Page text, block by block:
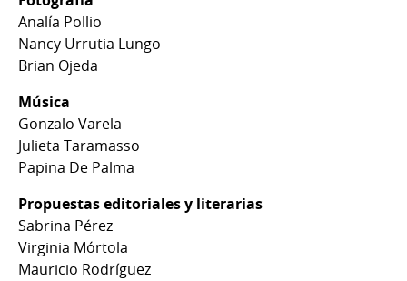
Analía Pollio
Nancy Urrutia Lungo
Brian Ojeda
Música
Gonzalo Varela
Julieta Taramasso
Papina De Palma
Propuestas editoriales y literarias
Sabrina Pérez
Virginia Mórtola
Mauricio Rodríguez